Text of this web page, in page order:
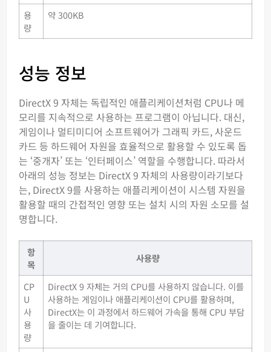
용
량
약 300KB
성능 정보
DirectX 9 자체는 독립적인 애플리케이션처럼 CPU나 메
모리를 지속적으로 사용하는 프로그램이 아닙니다. 대신,
게임이나 멀티미디어 소프트웨어가 그래픽 카드, 사운드
카드 등 하드웨어 자원을 효율적으로 활용할 수 있도록 돕
는 ‘중개자’ 또는 ‘인터페이스’ 역할을 수행합니다. 따라서
아래의 성능 정보는 DirectX 9 자체의 사용량이라기보다
는, DirectX 9를 사용하는 애플리케이션이 시스템 자원을
활용할 때의 간접적인 영향 또는 설치 시의 자원 소모를 설
명합니다.
항
목
사용량
CP
U
사
용
량
DirectX 9 자체는 거의 CPU를 사용하지 않습니다. 이를
사용하는 게임이나 애플리케이션이 CPU를 활용하며,
DirectX는 이 과정에서 하드웨어 가속을 통해 CPU 부담
을 줄이는 데 기여합니다.